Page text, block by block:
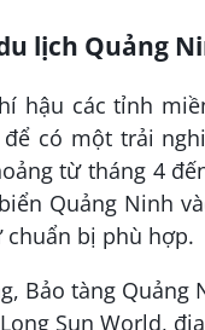
lịch Quảng
hậu các tỉnh
có một trải
từ tháng 4
Quảng Ninh
bị phù hợp.